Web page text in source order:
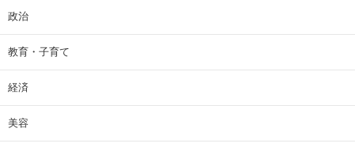
政治
教育・子育て
経済
美容